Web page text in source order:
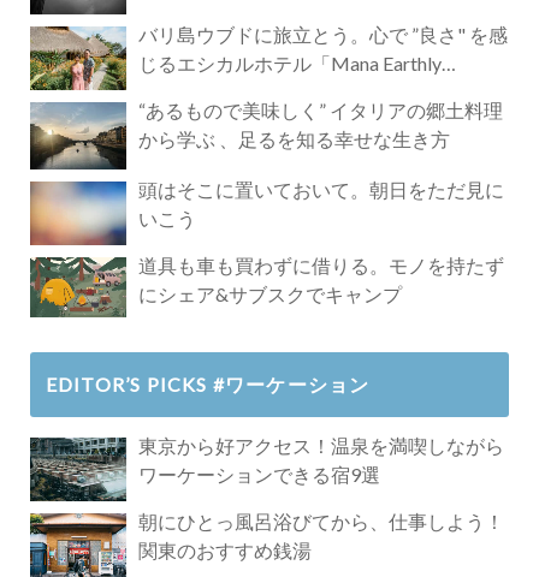
バリ島ウブドに旅立とう。心で ”良さ" を感
じるエシカルホテル「Mana Earthly
“あるもので美味しく” イタリアの郷土料理
から学ぶ 、足るを知る幸せな生き方
頭はそこに置いておいて。朝日をただ見に
いこう
道具も車も買わずに借りる。モノを持たず
にシェア&サブスクでキャンプ
EDITOR’S PICKS #ワーケーション
東京から好アクセス！温泉を満喫しながら
ワーケーションできる宿9選
朝にひとっ風呂浴びてから、仕事しよう！
関東のおすすめ銭湯